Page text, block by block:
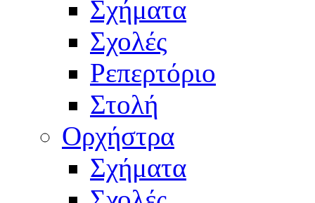
Σχήματα
Σχολές
Ρεπερτόριο
Στολή
Ορχήστρα
Σχήματα